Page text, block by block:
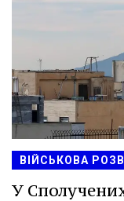
ВІЙСЬКОВА
У